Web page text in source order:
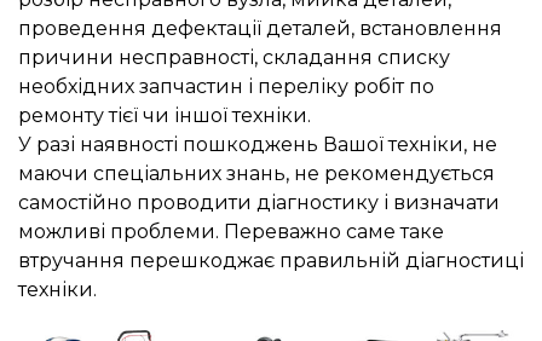
проведення дефектації деталей, встановлення
причини несправності, складання списку
необхідних запчастин і переліку робіт по
ремонту тієї чи іншої техніки.
У разі наявності пошкоджень Вашої техніки, не
маючи спеціальних знань, не рекомендується
самостійно проводити діагностику і визначати
можливі проблеми. Переважно саме таке
втручання перешкоджає правильній діагностиці
техніки.